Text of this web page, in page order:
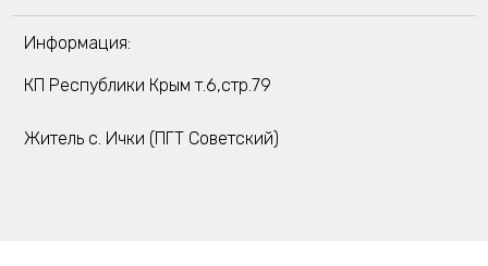
Информация:
КП Республики Крым т.6,стр.79
Житель с. Ички (ПГТ Советский)